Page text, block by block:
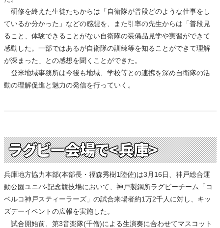
研修を終えた生徒たちからは「自衛隊が普段どのような仕事をし
ているか分かった」などの感想を、また引率の先生からは「普段見
ること、体験できることがない自衛隊の装備品見学や実習ができて
感動した。一部ではあるが自衛隊の訓練等を知ることができて理解
が深まった」との感想を聞くことができた。
登米地域事務所は今後も地域、学校等との連携を深め自衛隊の活
動の理解促進と魅力の発信を行っていく。
ラグビー会場で<兵庫>
兵庫地方協力本部(本部長・福森秀樹1陸佐)は3月16日、神戸総合運
動公園ユニバ-記念競技場において、神戸製鋼所ラグビーチーム「コ
ベルコ神戸スティーラーズ」の試合来場者約1万2千人に対し、キッ
ズデーイベントの広報を実施した。
試合開始前、第3音楽隊(千僧)による生演奏に合わせてマスコット